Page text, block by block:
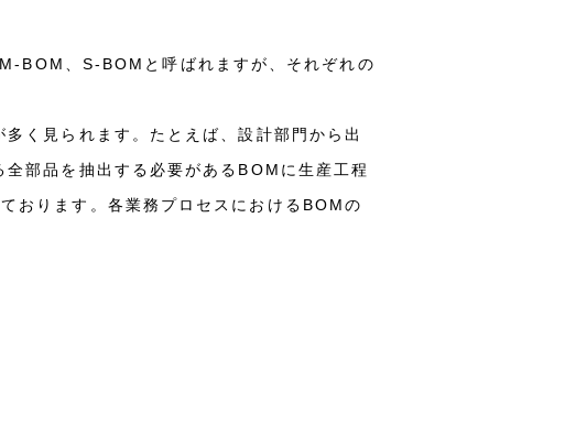
BOM、S-BOMと呼ばれますが、それぞれの
く見られます。たとえば、設計部門から出
部品を抽出する必要があるBOMに生産工程
おります。各業務プロセスにおけるBOMの